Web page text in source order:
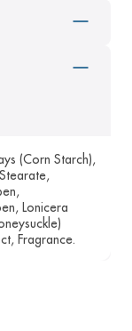
(Corn Starch),
Lonicera
Fragrance.